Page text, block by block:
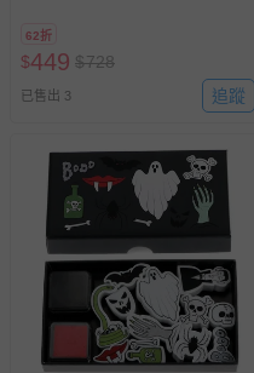
62折
$449 $728
已售出 3 追蹤